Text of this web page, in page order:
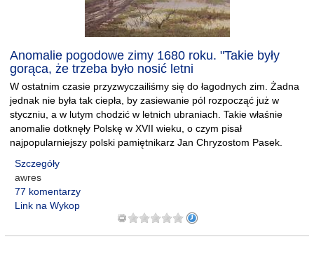
Anomalie pogodowe zimy 1680 roku. "Takie były
gorąca, że trzeba było nosić letni
W ostatnim czasie przyzwyczailiśmy się do łagodnych zim. Żadna
jednak nie była tak ciepła, by zasiewanie pól rozpocząć już w
styczniu, a w lutym chodzić w letnich ubraniach. Takie właśnie
anomalie dotknęły Polskę w XVII wieku, o czym pisał
najpopularniejszy polski pamiętnikarz Jan Chryzostom Pasek.
Szczegóły
awres
77 komentarzy
Link na Wykop